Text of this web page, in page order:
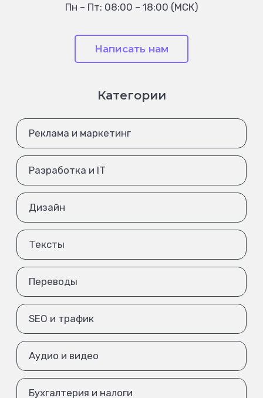
Пн – Пт: 08:00 – 18:00 (МСК)
Написать нам
Категории
Реклама и маркетинг
Разработка и IT
Дизайн
Тексты
Переводы
SEO и трафик
Аудио и видео
Бухгалтерия и налоги